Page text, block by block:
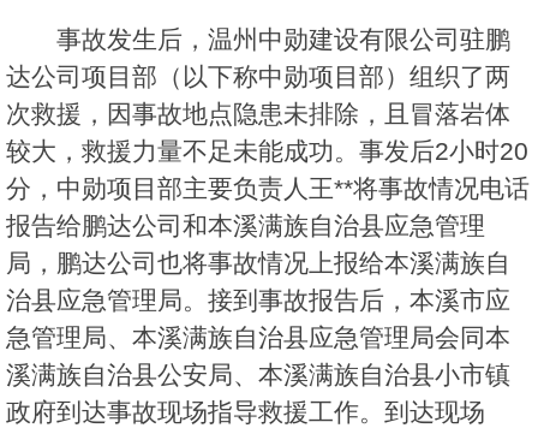
事故发生后，温州中勋建设有限公司驻鹏
达公司项目部（以下称中勋项目部）组织了两
次救援，因事故地点隐患未排除，且冒落岩体
较大，救援力量不足未能成功。事发后2小时20
分，中勋项目部主要负责人王**将事故情况电话
报告给鹏达公司和本溪满族自治县应急管理
局，鹏达公司也将事故情况上报给本溪满族自
治县应急管理局。接到事故报告后，本溪市应
急管理局、本溪满族自治县应急管理局会同本
溪满族自治县公安局、本溪满族自治县小市镇
政府到达事故现场指导救援工作。到达现场